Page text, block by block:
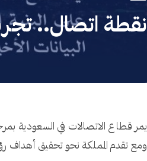
نقطة اتصال..
يمر قطاع الاتصالات في السعودية
ومع تقدم المملكة نحو تحقيق أهداف رؤية 2030، يلعب مزودو خدمات الاتصالات دورًا محوريًا في تمكين التحول الرقمي والتنويع الاقتصادي وبناء مجتمع